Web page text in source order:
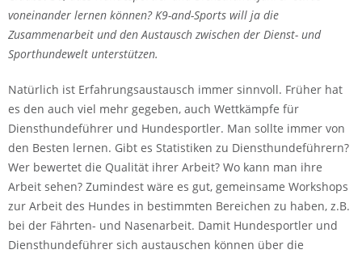
voneinander lernen können? K9-and-Sports will ja die
Zusammenarbeit und den Austausch zwischen der Dienst- und
Sporthundewelt unterstützen.
Natürlich ist Erfahrungsaustausch immer sinnvoll. Früher hat
es den auch viel mehr gegeben, auch Wettkämpfe für
Diensthundeführer und Hundesportler. Man sollte immer von
den Besten lernen. Gibt es Statistiken zu Diensthundeführern?
Wer bewertet die Qualität ihrer Arbeit? Wo kann man ihre
Arbeit sehen? Zumindest wäre es gut, gemeinsame Workshops
zur Arbeit des Hundes in bestimmten Bereichen zu haben, z.B.
bei der Fährten- und Nasenarbeit. Damit Hundesportler und
Diensthundeführer sich austauschen können über die